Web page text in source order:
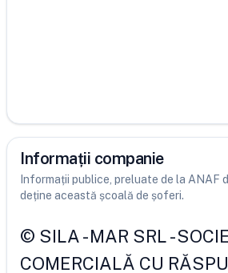
Informații companie
Informații publice, preluate de la ANAF
deține această școală de șoferi.
© SILA - MAR SRL-
COMERCIALĂ CU